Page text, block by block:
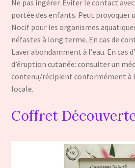
Ne pas ingérer. Eviter le contact
portée des enfants. Peut provoquer
Nocif pour les organismes
néfastes à long terme. En cas de
Laver abondamment à l’eau. En cas
d’éruption cutanée: consulter un
contenu/récipient conformément à
locale.
Coffret